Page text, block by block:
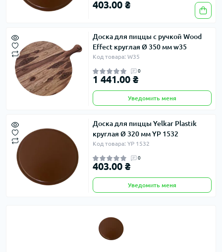
403.00 ₴
Доска для пиццы с ручкой Wood
Effect круглая Ø 350 мм w35
Код товара: W35
0
1 441.00 ₴
Уведомить меня
Доска для пиццы Yelkar Plastik
круглая Ø 320 мм YP 1532
Код товара: YP 1532
0
403.00 ₴
Уведомить меня